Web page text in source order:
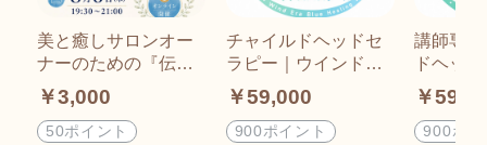
美と癒しサロンオー
ナーのための『伝わ
る声・緊張しない話
し方』1Day講座：8
月6日(木)19:30~21:0
￥3,000
50ポイント
チャイルドヘッドセ
ラピー｜ウインドイ
ーラ・ブルーヒーリ
ング・ヘッドスパス
クール｜オンライン
￥59,000
900ポイント
講師専
ドヘッ
クター
ーラ・
ング・
￥
900ポイ